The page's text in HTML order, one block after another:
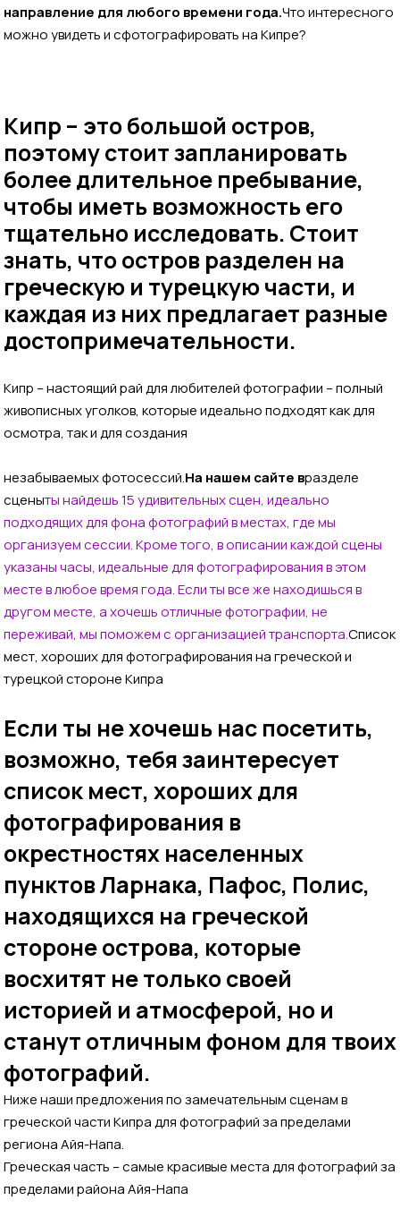
направление для любого времени года.Что интересного
можно увидеть и сфотографировать на Кипре?
Кипр – это большой остров,
поэтому стоит запланировать
более длительное пребывание,
чтобы иметь возможность его
тщательно исследовать. Стоит
знать, что остров разделен на
греческую и турецкую части, и
каждая из них предлагает разные
достопримечательности.
Кипр – настоящий рай для любителей фотографии – полный
живописных уголков, которые идеально подходят как для
осмотра, так и для создания
незабываемых фотосессий.На нашем сайте вразделе
сценыты найдешь 15 удивительных сцен, идеально
подходящих для фона фотографий в местах, где мы
организуем сессии. Кроме того, в описании каждой сцены
указаны часы, идеальные для фотографирования в этом
месте в любое время года. Если ты все же находишься в
другом месте, а хочешь отличные фотографии, не
переживай, мы поможем с организацией транспорта.Список
мест, хороших для фотографирования на греческой и
турецкой стороне Кипра
Если ты не хочешь нас посетить,
возможно, тебя заинтересует
список мест, хороших для
фотографирования в
окрестностях населенных
пунктов Ларнака, Пафос, Полис,
находящихся на греческой
стороне острова, которые
восхитят не только своей
историей и атмосферой, но и
станут отличным фоном для твоих
фотографий.
Ниже наши предложения по замечательным сценам в
греческой части Кипра для фотографий за пределами
региона Айя-Напа.
Греческая часть – самые красивые места для фотографий за
пределами района Айя-Напа